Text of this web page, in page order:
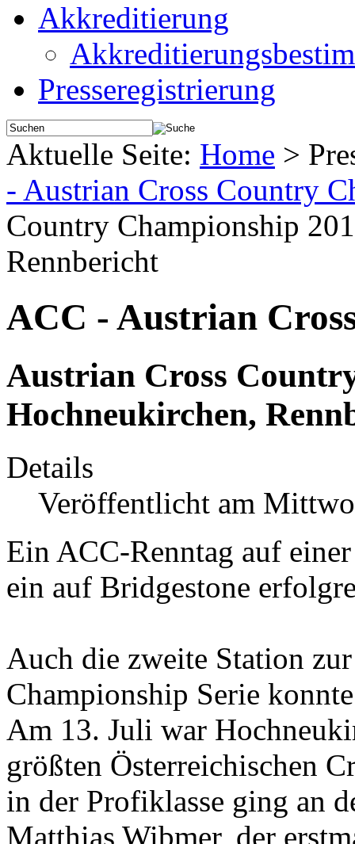
Akkreditierung
Presseregistrierung
Aktuelle Seite: Home >
- Austrian Cross Country
Country Championship
Rennbericht
ACC - Austrian
Austrian Cross
Hochneukirchen,
Details
Veröffentlicht am
Ein ACC-Renntag auf
ein auf Bridgestone
Auch die zweite Station
Championship Serie
Am 13. Juli war
größten Österreichischen
in der Profiklasse ging an
Matthias Wibmer, der